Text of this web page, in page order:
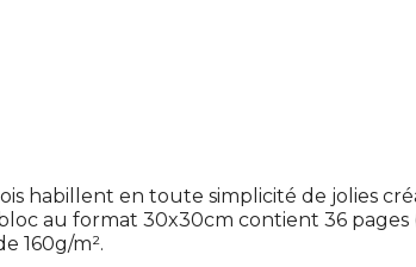
habillent en toute simplicité de jolies
au format 30x30cm contient 36 pages
160g/m².